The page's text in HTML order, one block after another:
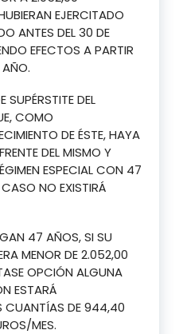
EJERCITADO
ANTES DEL 30 DE
EFECTOS A PARTIR
AÑO.
SUPÉRSTITE DEL
COMO
DE ÉSTE, HAYA
DEL MISMO Y
ESPECIAL CON 47
NO EXISTIRÁ
47 AÑOS, SI SU
MENOR DE 2.052,00
OPCIÓN ALGUNA
ESTARÁ
CUANTÍAS DE 944,40
MES.